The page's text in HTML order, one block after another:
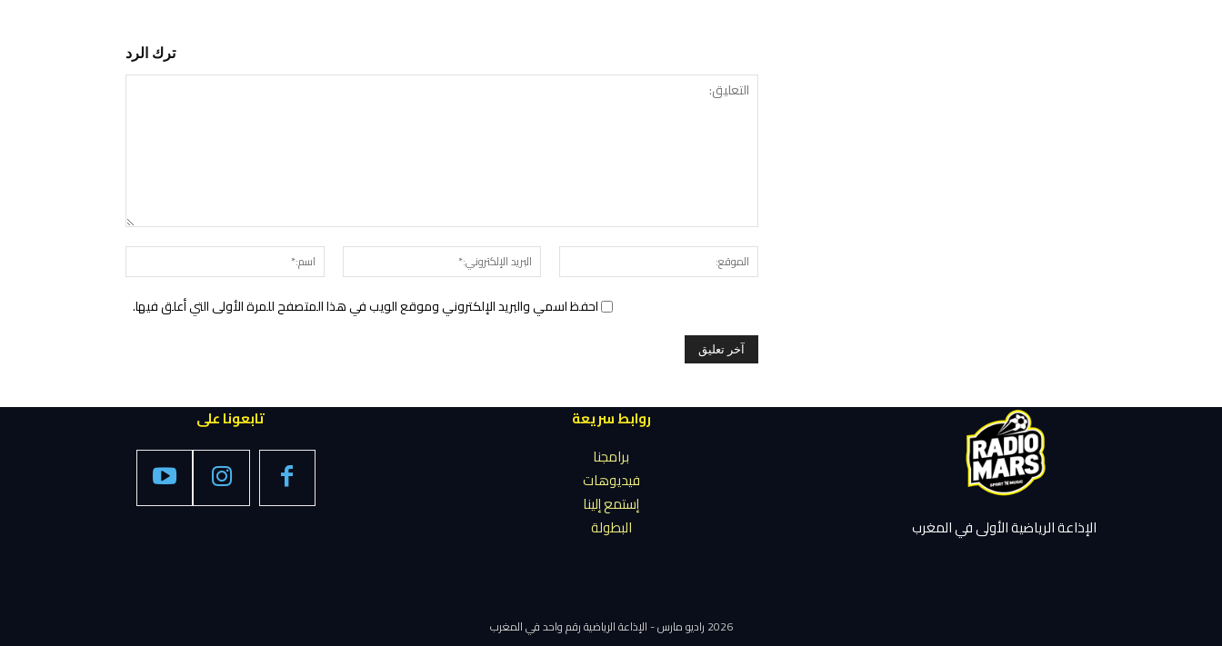
ترك الرد
التعليق:
اسم:*
البريد
الإلكتروني:*
الموقع:
احفظ اسمي والبريد الإلكتروني وموقع الويب في هذا المتصفح للمرة الأولى التي أعلق فيها.
تابعونا على
روابط سريعة
برامجنا
فيديوهات
إستمع إلينا
البطولة
الإذاعة الرياضية الأولى في المغرب
2026 راديو مارس - الإذاعة الرياضية رقم واحد في المغرب